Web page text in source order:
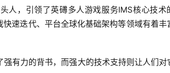
人，引领了英礡多人游戏服务IMS核心技术
速迭代、平台全球化基础架构等领域有着丰
有力的背书，而强大的技术支持则让人们对